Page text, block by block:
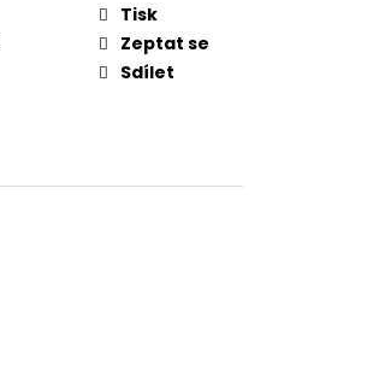
Tisk
Zeptat se
Sdílet